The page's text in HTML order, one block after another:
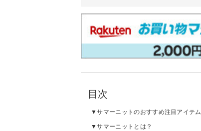
目次
サマーニットのおすすめ注目アイテム
サマーニットとは？